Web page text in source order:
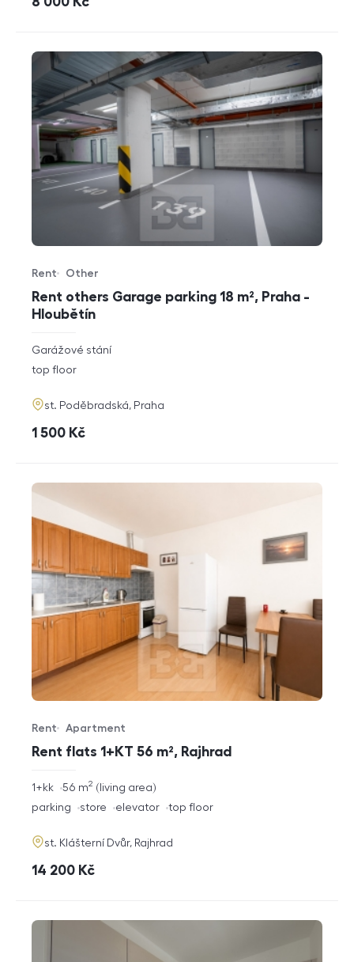
Rent others Garage parking 18 m², Praha -
Hloubětín
Offer type
Rent
Property type
Other
rozměry
disposition
Garážové stání
funkce
top floor
adresa
st. Poděbradská, Praha
cena
1 500 Kč
Rent flats 1+KT 56 m², Rajhrad
Offer type
Rent
Property type
Apartment
rozměry
disposition
1+kk living area
56 m2
funkce
parking store elevator top floor
adresa
st. Klášterní Dvůr, Rajhrad
cena
14 200 Kč